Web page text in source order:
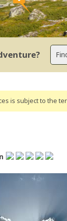
is subject to the